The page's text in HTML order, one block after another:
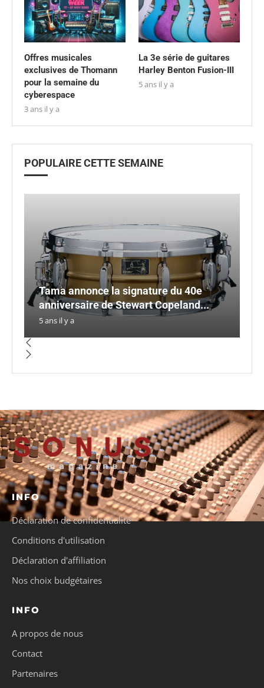
Offres musicales
exclusives de Thomann
pour la semaine du
cyberespace
3 ans il y a
La 3e série de guitares
Harley Benton Fusion-III
5 ans il y a
POPULAIRE CETTE SEMAINE
Tama annonce la signature du 40e
anniversaire de Stewart Copeland...
5 ans il y a
INFO
Déclaration de confidentialité
Conditions d'utilisation
Déclaration d'affiliation
Nos choix budgétaires
INFO
A propos de nous
Contact
Partenaires